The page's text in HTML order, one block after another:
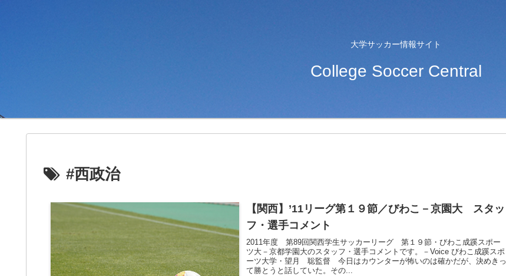
大学サッカー情報サイト
College Soccer Central
#西政治
【関西】’11リーグ第１９節／びわこ－京園大 スタッ
フ・選手コメント
2011年度 第89回関西学生サッカーリーグ 第１９節・びわこ成蹊スポー
ツ大－京都学園大のスタッフ・選手コメントです。－Voice びわこ成蹊スポ
ーツ大学・望月 聡監督 今日はカウンターが怖いのは確かだが、決めきっ
て勝とうと話していた。その...